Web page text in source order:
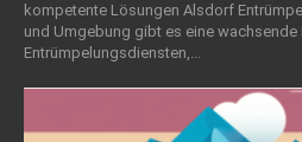
kompetente Lösungen Alsdorf
und Umgebung gibt es eine
Entrümpelungsdiensten,...